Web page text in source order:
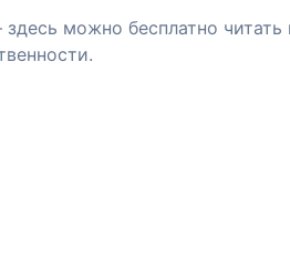
можно бесплатно